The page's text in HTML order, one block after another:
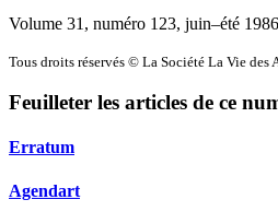
Volume 31, numéro 123, juin–été 1986
Tous droits réservés © La Société La Vie des
Feuilleter les articles de ce
Erratum
Agendart